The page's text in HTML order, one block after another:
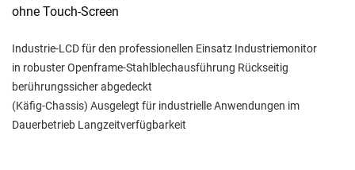
ohne Touch-Screen
Industrie-LCD für den professionellen Einsatz Industriemonitor
in robuster Openframe-Stahlblechausführung Rückseitig
berührungssicher abgedeckt
(Käfig-Chassis) Ausgelegt für industrielle Anwendungen im
Dauerbetrieb Langzeitverfügbarkeit